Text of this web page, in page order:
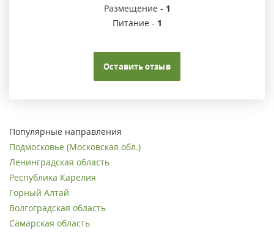
Размещение - 1
Питание - 1
Оставить отзыв
Популярные направления
Подмосковье (Московская обл.)
Ленинградская область
Республика Карелия
Горный Алтай
Волгоградская область
Самарская область